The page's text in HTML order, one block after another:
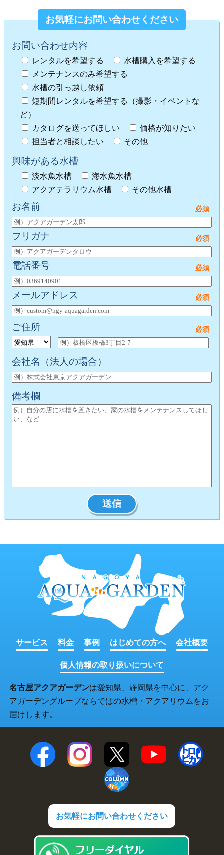
お気軽にお問い合わせください
お問い合わせ内容
レンタルを希望する
水槽購入を希望する
メンテナンスのみ希望する
水槽の引っ越し依頼
短期間レンタルを希望する（撮影・イベントな
ど）
カタログを送ってほしい
価格が知りたい
担当者と相談したい
その他
興味がある水槽
淡水魚水槽
海水魚水槽
アクアテラリウム水槽
その他水槽
お名前
フリガナ
電話番号
メールアドレス
ご住所
会社名 （法人の場合）
備考欄
サービス 料金 事例 はじめての方へ 会社概要
個人情報の取り扱いについて
名古屋アクアガーデンは愛知県、静岡県を中心に、アク
アガーデングループならではの水槽・アクアリウムをお
届けします。
お気軽にお問い合わせください